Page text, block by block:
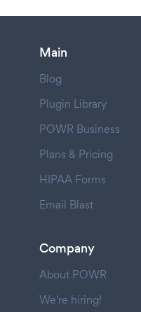
Main
Blog
Plugin Library
POWR Business
Plans & Pricing
HIPAA Forms
Email Blast
Company
About POWR
We're hiring!